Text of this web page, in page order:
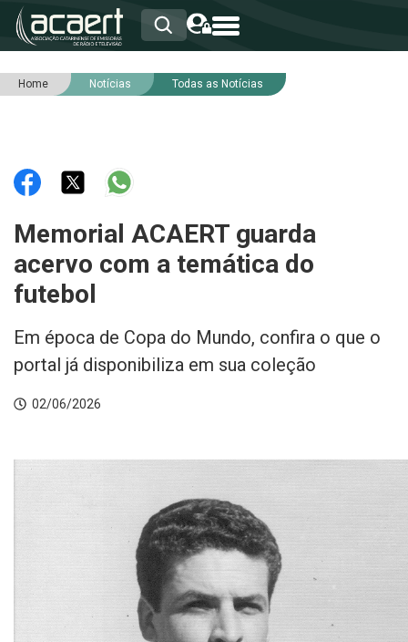
HOME
RNA
NOTÍCIAS
INTEGRIDADE
Home Notícias Todas as Notícias
Memorial ACAERT guarda
acervo com a temática do
futebol
Em época de Copa do Mundo, confira o que o
portal já disponibiliza em sua coleção
02/06/2026